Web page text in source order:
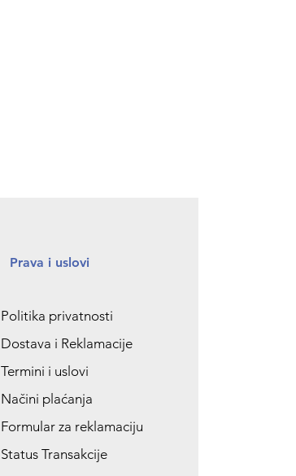
Prava i uslovi
Politika privatnosti
Dostava i Reklamacije
Termini i uslovi
Načini plaćanja
Formular za reklamaciju
Status Transakcije